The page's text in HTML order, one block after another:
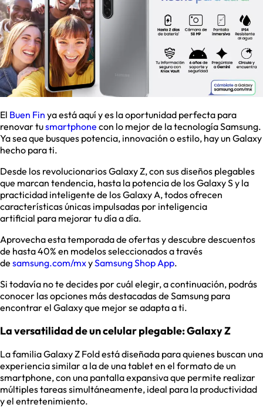
El Buen Fin ya está aquí y es la oportunidad perfecta para
renovar tusmartphone con lo mejor de la tecnología Samsung.
Ya sea que busques potencia, innovación o estilo, hay un Galaxy
hecho para ti.
Desde los revolucionarios Galaxy Z, con sus diseños plegables
que marcan tendencia, hasta la potencia de los Galaxy S y la
practicidad inteligente de los Galaxy A, todos ofrecen
características únicas impulsadas por inteligencia
artificial para mejorar tu día a día.
Aprovecha esta temporada de ofertas y descubre descuentos
de hasta 40% en modelos seleccionados a través
de samsung.com/mxySamsung Shop App.
Si todavía no te decides por cuál elegir, a continuación, podrás
conocer las opciones más destacadas de Samsung para
encontrar el Galaxy que mejor se adapta a ti.
La versatilidad de un celular plegable: Galaxy Z
La familia Galaxy Z Fold está diseñada para quienes buscan una
experiencia similar a la de una tablet en el formato de un
smartphone, con una pantalla expansiva que permite realizar
múltiples tareas simultáneamente, ideal para la productividad
y el entretenimiento.